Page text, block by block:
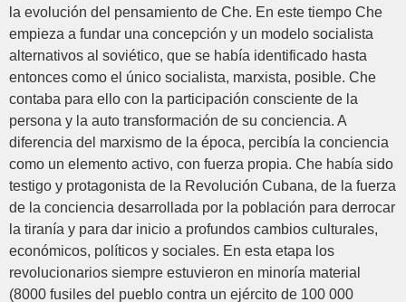
la evolución del pensamiento de Che. En este tiempo Che
empieza a fundar una concepción y un modelo socialista
alternativos al soviético, que se había identificado hasta
entonces como el único socialista, marxista, posible. Che
contaba para ello con la participación consciente de la
persona y la auto transformación de su conciencia. A
diferencia del marxismo de la época, percibía la conciencia
como un elemento activo, con fuerza propia. Che había sido
testigo y protagonista de la Revolución Cubana, de la fuerza
de la conciencia desarrollada por la población para derrocar
la tiranía y para dar inicio a profundos cambios culturales,
económicos, políticos y sociales. En esta etapa los
revolucionarios siempre estuvieron en minoría material
(8000 fusiles del pueblo contra un ejército de 100 000